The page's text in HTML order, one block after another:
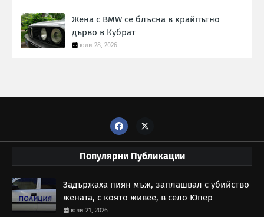
Жена с BMW се блъсна в крайпътно
дърво в Кубрат
юли 28, 2026
Популярни Публикации
Задържаха пиян мъж, заплашвал с убийство
жената, с която живее, в село Юпер
юли 21, 2026